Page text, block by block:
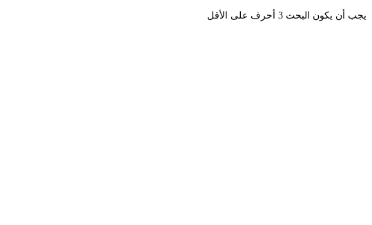
يجب أن يكون البحث 3 أحرف على الأقل